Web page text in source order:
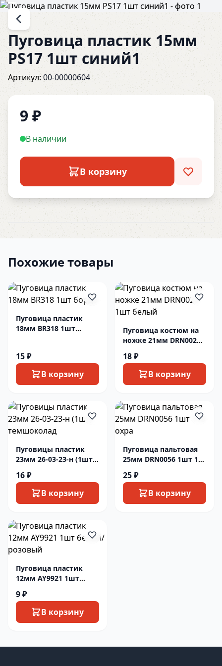
Пуговица пластик 15мм
PS17 1шт синий1
Артикул:00-00000604
9 ₽
В наличии
В корзину
Похожие товары
Пуговица пластик
18мм BR318 1шт
15 ₽
В корзину
Пуговица костюм на
ножке 21мм DRN0023
18 ₽
В корзину
Пуговицы пластик
23мм 26-03-23-н (1шт)
16 ₽
В корзину
Пуговица пальтовая
25мм DRN0056 1шт 116
25 ₽
В корзину
Пуговица пластик
12мм AY9921 1шт
9 ₽
В корзину